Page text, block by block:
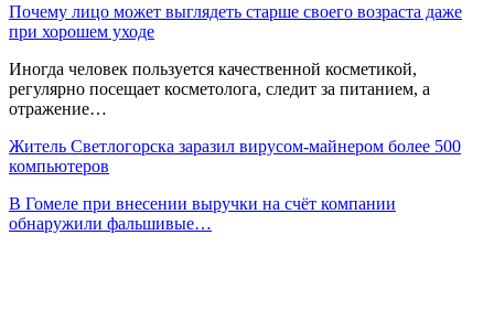
Почему лицо может выглядеть старше своего возраста даже
при хорошем уходе
Иногда человек пользуется качественной косметикой,
регулярно посещает косметолога, следит за питанием, а
отражение…
Житель Светлогорска заразил вирусом-майнером более 500
компьютеров
В Гомеле при внесении выручки на счёт компании
обнаружили фальшивые…